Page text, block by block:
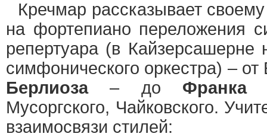
Кречмар рассказывает
на фортепиано переложения
репертуара (в Кайзерсашерне
симфонического оркестра) –
Берлиоза– до Франка
Мусоргского, Чайковского.
взаимосвязи стилей: